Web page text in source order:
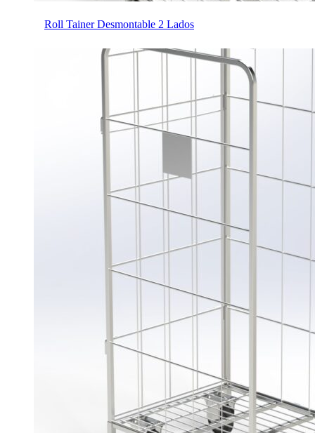
Roll Tainer Desmontable 2 Lados